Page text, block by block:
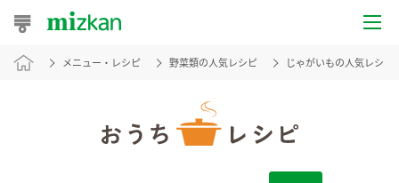
おうちレシピ
メニュー・レシピ 野菜類の人気レシピ じゃがいもの人気レシピ